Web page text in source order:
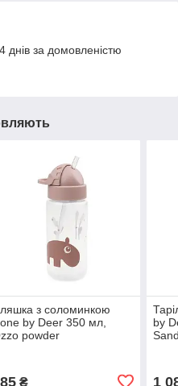
за домовленістю
з соломинкою
by Deer 350 мл,
powder
₴
by
1